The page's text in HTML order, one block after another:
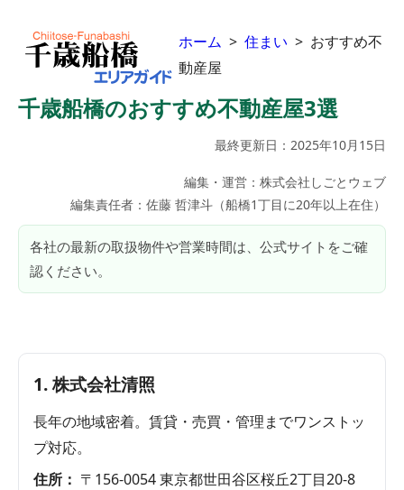
ホーム > 住まい > おすすめ不
動産屋
千歳船橋のおすすめ不動産屋3選
最終更新日：2025年10月15日
編集・運営：株式会社しごとウェブ
編集責任者：佐藤 哲津斗（船橋1丁目に20年以上在住）
各社の最新の取扱物件や営業時間は、公式サイトをご確
認ください。
1. 株式会社清照
長年の地域密着。賃貸・売買・管理までワンストッ
プ対応。
住所： 〒156-0054 東京都世田谷区桜丘2丁目20-8